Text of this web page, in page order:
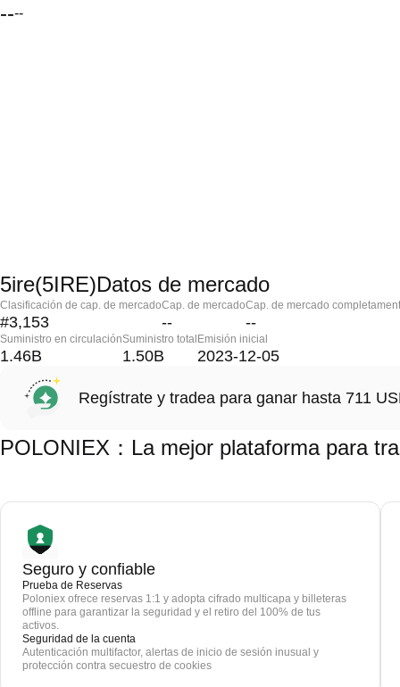
----
5ire(5IRE)Datos de mercado
Clasificación de cap. de mercado
#3,153
Cap. de mercado
--
Cap. de mercado
--
Suministro en circulación
1.46B
Suministro total
1.50B
Emisión inicial
2023-12-05
Regístrate y tradea para ganar hasta 711
POLONIEX：La mejor plataforma para
Seguro y confiable
Prueba de Reservas
Poloniex ofrece reservas 1:1 y adopta cifrado multicapa y billeteras
offline para garantizar la seguridad y el retiro del 100% de tus
activos.
Seguridad de la cuenta
Autenticación multifactor, alertas de inicio de sesión inusual y
protección contra secuestro de cookies